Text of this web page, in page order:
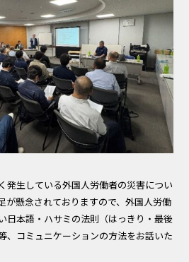
発生している外国人労働者の災害につい
が懸念されておりますので、外国人労働
日本語・ハサミの法則（はっきり・最後
、コミュニケーションの方法をお話いた